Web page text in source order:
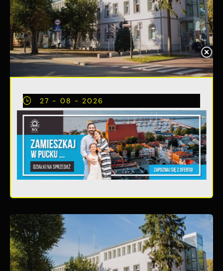
27 - 08 - 2026
Teatralne lato - iluzjonista
Rafał Reszke